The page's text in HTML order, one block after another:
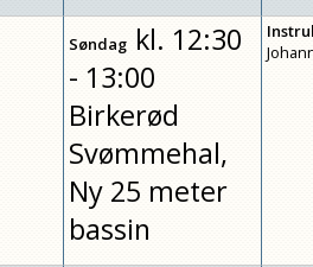
Søndag kl. 12:30
- 13:00
Birkerød
Svømmehal,
Ny 25 meter
bassin